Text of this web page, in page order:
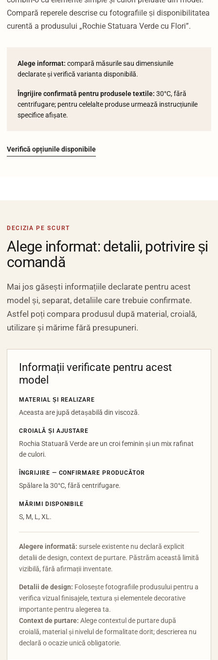
Compară reperele descrise cu fotografiile și disponibilitatea
curentă a produsului „Rochie Statuara Verde cu Flori”.
Alege informat: compară măsurile sau dimensiunile
declarate și verifică varianta disponibilă.
Îngrijire confirmată pentru produsele textile: 30°C, fără
centrifugare; pentru celelalte produse urmează instrucțiunile
specifice afișate.
Verifică opțiunile disponibile
DECIZIA PE SCURT
Alege informat: detalii, potrivire și
comandă
Mai jos găsești informațiile declarate pentru acest
model și, separat, detaliile care trebuie confirmate.
Astfel poți compara produsul după material, croială,
utilizare și mărime fără presupuneri.
Informații verificate pentru acest
model
MATERIAL ȘI REALIZARE
Aceasta are jupă detașabilă din viscoză.
CROIALĂ ȘI AJUSTARE
Rochia Statuară Verde are un croi feminin și un mix rafinat
de culori.
ÎNGRIJIRE — CONFIRMARE PRODUCĂTOR
Spălare la 30°C, fără centrifugare.
MĂRIMI DISPONIBILE
S, M, L, XL.
Alegere informată: sursele existente nu declară explicit
detalii de design, context de purtare. Păstrăm această limită
vizibilă, fără afirmații inventate.
Detalii de design: Folosește fotografiile produsului pentru a
verifica vizual finisajele, textura și elementele decorative
importante pentru alegerea ta.
Context de purtare: Alege contextul de purtare după
croială, material și nivelul de formalitate dorit; descrierea nu
declară o ocazie unică obligatorie.